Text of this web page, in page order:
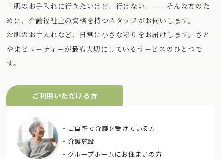
「肌のお手入れに行きたいけど、行けない」——そんな方のた
めに、介護福祉士の資格を持つスタッフがお伺いします。
お肌のお手入れなど、日常に小さな彩りをお届けします。さと
やまビューティーが最も大切にしているサービスのひとつで
す。
ご利用いただける方
・ご自宅で介護を受けている方
・介護施設
・グループホームにお住まいの方